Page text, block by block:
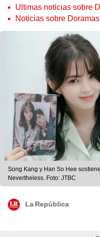
Últimas noticias sobre
Noticias sobre Doramas
Song Kang y Han So Hee
Nevertheless. Foto: JTBC
La República